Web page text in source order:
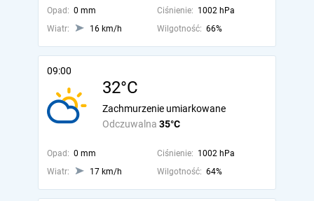
Opad: 0 mm Ciśnienie: 1002 hPa
Wiatr:
16 km/h Wilgotność: 66%
09:00
32°C
Odczuwalna 35°C
Zachmurzenie umiarkowane
Opad: 0 mm Ciśnienie: 1002 hPa
Wiatr:
17 km/h Wilgotność: 64%